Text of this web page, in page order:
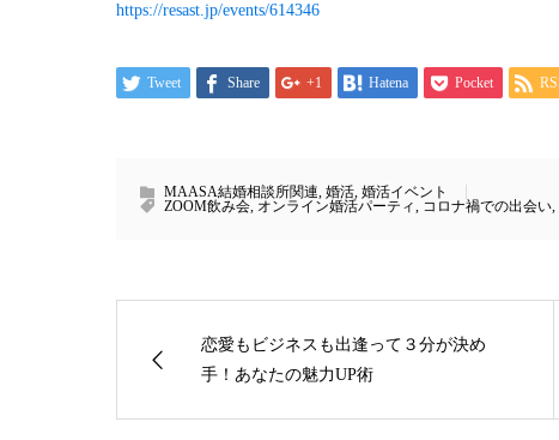
https://resast.jp/events/614346
Tweet Share +1 Hatena Pocket
MAASA結婚相談所関連 婚活 婚活イベント
ZOOM飲み会 オンライン婚活パーティ コロナ禍での出会い
恋愛もビジネスも出逢って３分が決め
手！あなたの魅力UP術